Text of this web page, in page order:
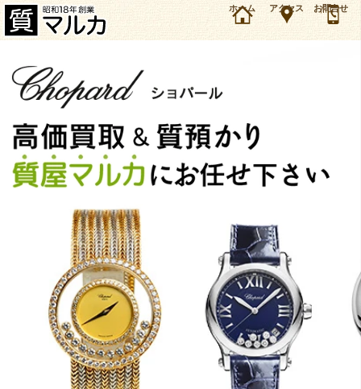
兵庫・川西市・雲雀丘花屋敷のお客様よりショパール レディース ハッピーダイヤモンド Qzを8
万円で買取・質預かりしました。ショパール 時計の買取＆質預かり・質入れは大阪・豊中の質
屋マルカにお任せ下さい。（2014年8月時点の価格です）
ホーム アクセス お問合せ